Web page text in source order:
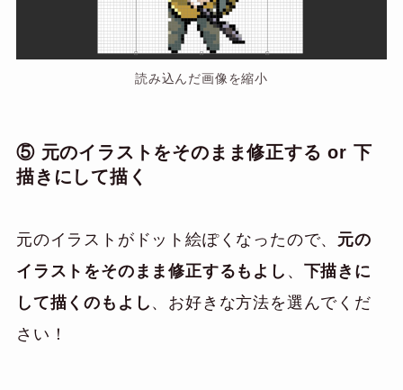
読み込んだ画像を縮小
⑤ 元のイラストをそのまま修正する or 下
描きにして描く
元のイラストがドット絵ぽくなったので、 元の
イラストをそのまま修正するもよし 、 下描きに
して描くのもよし 、お好きな方法を選んでくだ
さい！